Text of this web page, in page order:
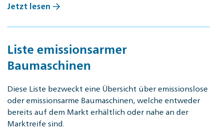
Jetzt lesen
Liste emissionsarmer
Baumaschinen
Diese Liste bezweckt eine Übersicht über emissionslose
oder emissionsarme Baumaschinen, welche entweder
bereits auf dem Markt erhältlich oder nahe an der
Marktreife sind.